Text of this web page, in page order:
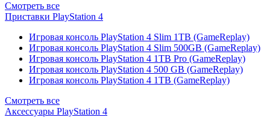
Смотреть все
Приставки PlayStation 4
Игровая консоль PlayStation 4 Slim 1TB (GameReplay)
Игровая консоль PlayStation 4 Slim 500GB (GameReplay)
Игровая консоль PlayStation 4 1TB Pro (GameReplay)
Игровая консоль PlayStation 4 500 GB (GameReplay)
Игровая консоль PlayStation 4 1TB (GameReplay)
Смотреть все
Аксессуары PlayStation 4